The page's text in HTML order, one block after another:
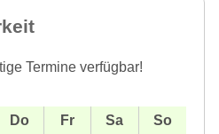
Termine verfügbar!